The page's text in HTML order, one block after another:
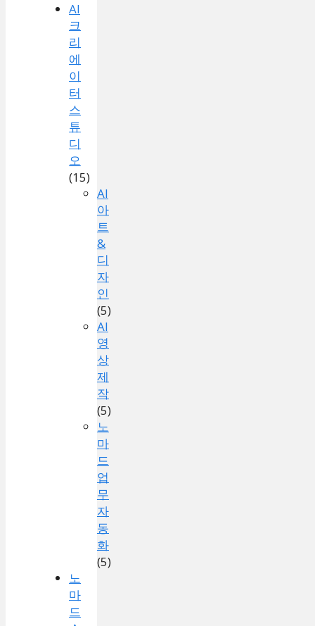
AI
크
리
에
이
터
스
튜
디
오
(15)
AI
아
트
&
디
자
인
(5)
AI
영
상
제
작
(5)
노
마
드
업
무
자
동
화
(5)
노
마
드